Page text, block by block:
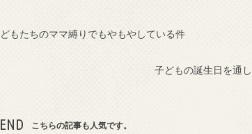
もたちのママ縛りでもやもやしている件
子どもの誕生日を通
こちらの記事も人気です。